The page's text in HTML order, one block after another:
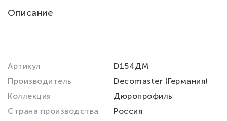
Описание
Артикул
D154ДМ
Производитель
Decomaster (Германия)
Коллекция
Дюропрофиль
Страна производства
Россия